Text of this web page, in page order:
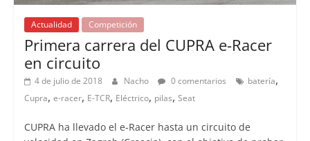
Actualidad Competición
Primera carrera del CUPRA e-Racer
en circuito
4 de julio de 2018 Nacho 0 comentarios batería,
Cupra, e-racer, E-TCR, Eléctrico, pilas, Seat
CUPRA ha llevado el e-Racer hasta un circuito de